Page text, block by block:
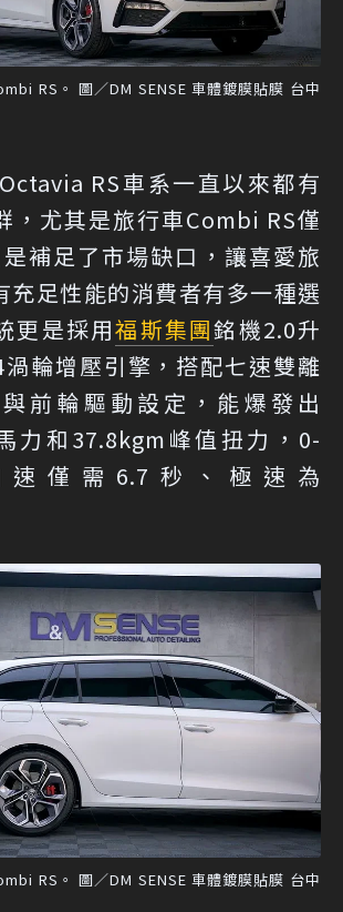
RS。 圖／DM SENSE 車體鍍膜貼膜 台中
RS車系一直以來都有
，尤其是旅行車Combi RS僅
補足了市場缺口，讓喜愛旅
充足性能的消費者有多一種選
更是採用福斯集團銘機2.0升
渦輪增壓引擎，搭配七速雙離
前輪驅動設定，能爆發出
力和37.8kgm峰值扭力，0-
速僅需6.7秒、極速為
RS。 圖／DM SENSE 車體鍍膜貼膜 台中